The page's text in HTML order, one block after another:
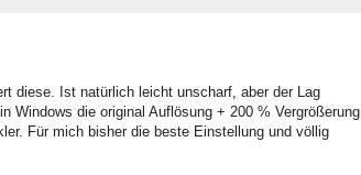
diese. Ist natürlich leicht unscharf, aber der Lag
Windows die original Auflösung + 200 % Vergrößerung
Für mich bisher die beste Einstellung und völlig